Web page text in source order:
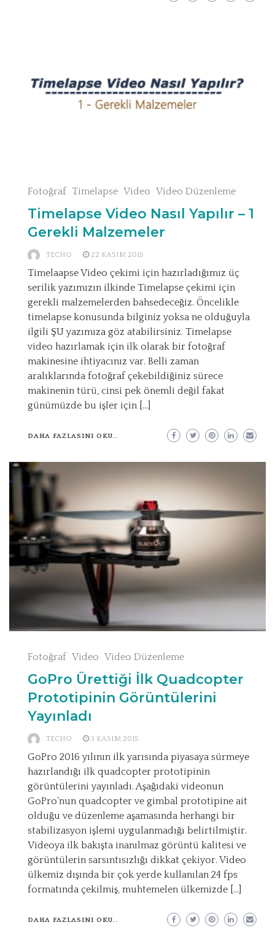
Fotoğraf Timelapse Video Video Düzenleme
Timelapse Video Nasıl Yapılır – 1
Gerekli Malzemeler
TECHO 22 KASIM 2015
Timelaapse Video çekimi için hazırladığımız üç
serilik yazımızın ilkinde Timelapse çekimi için
gerekli malzemelerden bahsedeceğiz. Öncelikle
timelapse konusunda bilginiz yoksa ne olduğuyla
ilgili ŞU yazımıza göz atabilirsiniz. Timelapse
video hazırlamak için ilk olarak bir fotoğraf
makinesine ihtiyacınız var. Belli zaman
aralıklarında fotoğraf çekebildiğiniz sürece
makinenin türü, cinsi pek önemli değil fakat
günümüzde bu işler için […]
DAHA FAZLASINI OKU..
Fotoğraf Video Video Düzenleme
GoPro Ürettiği İlk Quadcopter
Prototipinin Görüntülerini
Yayınladı
TECHO 3 KASIM 2015
GoPro 2016 yılının ilk yarısında piyasaya sürmeye
hazırlandığı ilk quadcopter prototipinin
görüntülerini yayınladı. Aşağıdaki videonun
GoPro’nun quadcopter ve gimbal prototipine ait
olduğu ve düzenleme aşamasında herhangi bir
stabilizasyon işlemi uygulanmadığı belirtilmiştir.
Videoya ilk bakışta inanılmaz görüntü kalitesi ve
görüntülerin sarsıntısızlığı dikkat çekiyor. Video
ülkemiz dışında bir çok yerde kullanılan 24 fps
formatında çekilmiş, muhtemelen ülkemizde […]
DAHA FAZLASINI OKU..